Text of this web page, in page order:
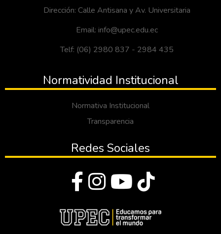
Dirección: Calle Antisana y Av. Universitaria
Email: info@upec.edu.ec
Telf: (06) 2980 837 - 2984 435
Normatividad Institucional
Normativa Institucional
Transparencia
Redes Sociales